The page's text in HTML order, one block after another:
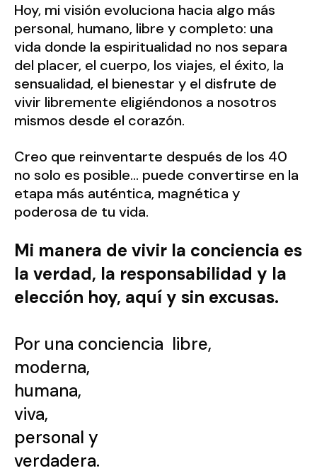
Hoy, mi visión evoluciona hacia algo más
personal, humano, libre y completo: una
vida donde la espiritualidad no nos separa
del placer, el cuerpo, los viajes, el éxito, la
sensualidad, el bienestar y el disfrute de
vivir libremente eligiéndonos a nosotros
mismos desde el corazón.
Creo que reinventarte después de los 40
no solo es posible… puede convertirse en la
etapa más auténtica, magnética y
poderosa de tu vida.
Mi manera de vivir la conciencia es
la verdad, la responsabilidad y la
elección hoy, aquí y sin excusas.
Por una conciencia libre,
moderna,
humana,
viva,
personal y
verdadera.